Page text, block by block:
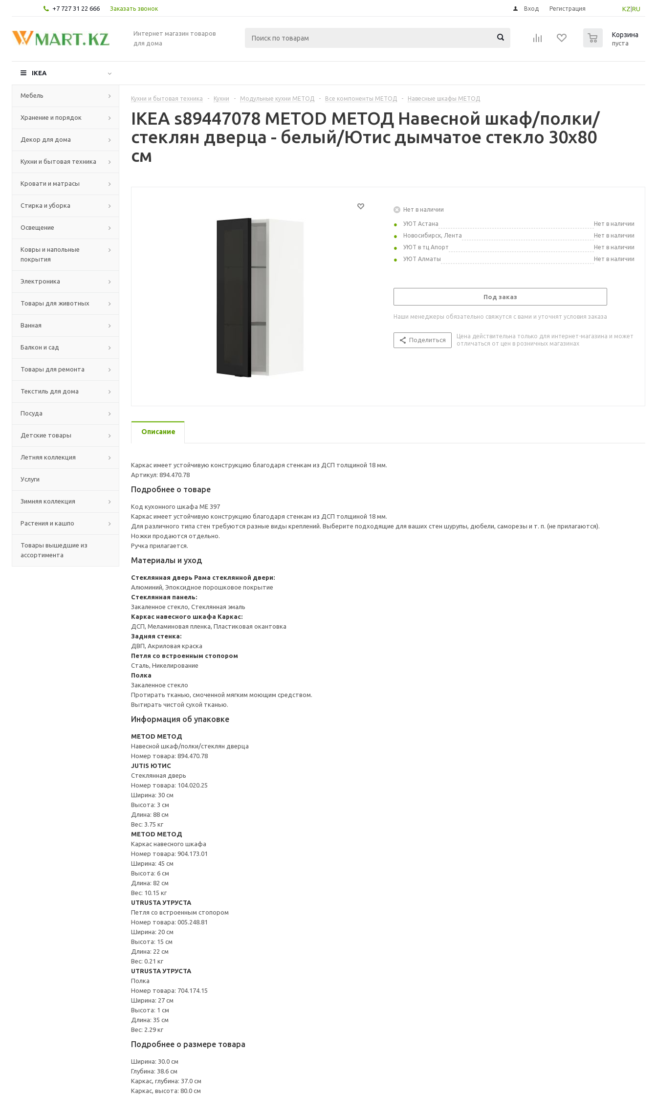
+7 727 31 22 666 Заказать звонок KZ RU
Вход Регистрация
Интернет магазин товаров
для дома
Корзина
пуста
IKEA
Мебель
Хранение и порядок
Декор для дома
Кухни и бытовая техника
Кровати и матрасы
Стирка и уборка
Освещение
Ковры и напольные
покрытия
Электроника
Товары для животных
Ванная
Балкон и сад
Товары для ремонта
Текстиль для дома
Посуда
Детские товары
Летняя коллекция
Услуги
Зимняя коллекция
Растения и кашпо
Товары вышедшие из
ассортимента
Кухни и бытовая техника - Кухни - Модульные кухни МЕТОД - Все компоненты МЕТОД - Навесные шкафы МЕТОД
IKEA s89447078 METOD МЕТОД Навесной шкаф/полки/
стеклян дверца - белый/Ютис дымчатое стекло 30x80
см
Нет в наличии
УЮТ Астана
Нет в наличии
Новосибирск, Лента
Нет в наличии
УЮТ в тц Апорт
Нет в наличии
УЮТ Алматы
Нет в наличии
Под заказ
Наши менеджеры обязательно свяжутся с вами и уточнят условия заказа
Поделиться
Цена действительна только для интернет-магазина и может
отличаться от цен в розничных магазинах
Описание
Каркас имеет устойчивую конструкцию благодаря стенкам из ДСП толщиной 18 мм.
Артикул: 894.470.78
Подробнее о товаре
Код кухонного шкафа ME 397
Каркас имеет устойчивую конструкцию благодаря стенкам из ДСП толщиной 18 мм.
Для различного типа стен требуются разные виды креплений. Выберите подходящие для ваших стен шурупы, дюбели, саморезы и т. п. (не прилагаются).
Ножки продаются отдельно.
Ручка прилагается.
Материалы и уход
Стеклянная дверь Рама стеклянной двери:
Алюминий, Эпоксидное порошковое покрытие
Стеклянная панель:
Закаленное стекло, Стеклянная эмаль
Каркас навесного шкафа Каркас:
ДСП, Меламиновая пленка, Пластиковая окантовка
Задняя стенка:
ДВП, Акриловая краска
Петля со встроенным стопором
Сталь, Никелирование
Полка
Закаленное стекло
Протирать тканью, смоченной мягким моющим средством.
Вытирать чистой сухой тканью.
Информация об упаковке
METOD МЕТОД
Навесной шкаф/полки/стеклян дверца
Номер товара: 894.470.78
JUTIS ЮТИС
Стеклянная дверь
Номер товара: 104.020.25
Ширина: 30 см
Высота: 3 см
Длина: 88 см
Вес: 3.75 кг
METOD МЕТОД
Каркас навесного шкафа
Номер товара: 904.173.01
Ширина: 45 см
Высота: 6 см
Длина: 82 см
Вес: 10.15 кг
UTRUSTA УТРУСТА
Петля со встроенным стопором
Номер товара: 005.248.81
Ширина: 20 см
Высота: 15 см
Длина: 22 см
Вес: 0.21 кг
UTRUSTA УТРУСТА
Полка
Номер товара: 704.174.15
Ширина: 27 см
Высота: 1 см
Длина: 35 см
Вес: 2.29 кг
Подробнее о размере товара
Ширина: 30.0 см
Глубина: 38.6 см
Каркас, глубина: 37.0 см
Каркас, высота: 80.0 см